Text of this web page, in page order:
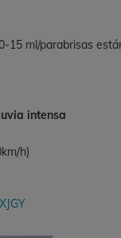
15 ml/parabrisas
lluvia intensa
h)